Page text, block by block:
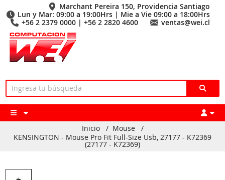
Marchant Pereira 150, Providencia Santiago
Lun y Mar: 09:00 a 19:00Hrs | Mie a Vie 09:00 a 18:00Hrs
+56 2 2379 0000 | +56 2 2820 4600
ventas@wei.cl
Inicio / Mouse
/
KENSINGTON - Mouse Pro Fit Full-Size Usb, 27177 - K72369
(27177 - K72369)